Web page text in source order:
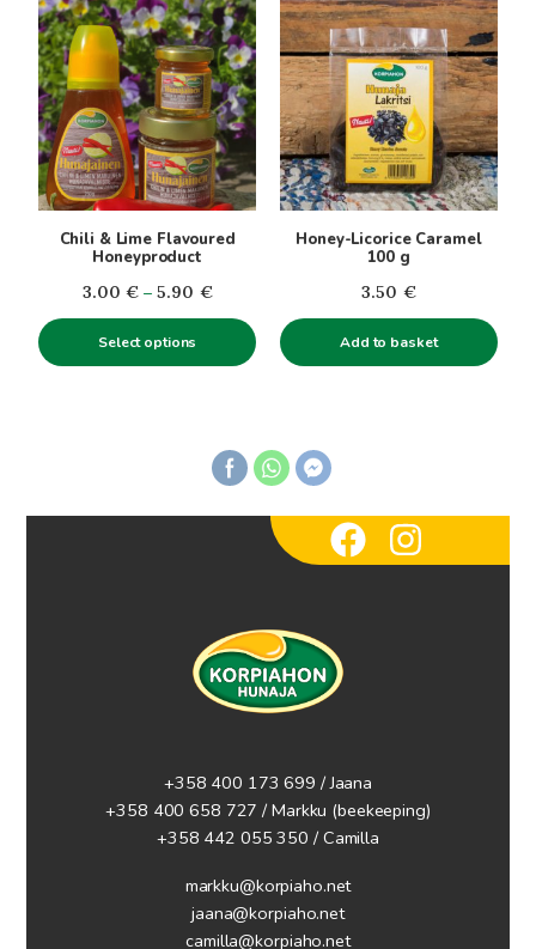
5.31€
5.90€
Chili & Lime Flavoured
Honeyproduct
3.00 € – 5.90 €Price
range:
Select options
This
product
has
multiple
variants.
The
options
may
product
page
Honey-Licorice Caramel
100 g
3.50 €
Add to basket
+358 400 173 699 / Jaana
+358 400 658 727 / Markku (beekeeping)
+358 442 055 350 / Camilla
markku@korpiaho.net
jaana@korpiaho.net
camilla@korpiaho.net